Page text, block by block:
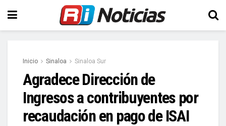
Inicio Sinaloa Sinaloa Sur
Agradece Dirección de
Ingresos a contribuyentes por
recaudación en pago de ISAI